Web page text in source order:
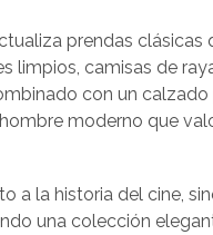
prendas clásicas
camisas de
con un
moderno que
a la historia del cine,
una colección